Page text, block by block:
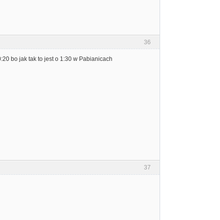
36
bo jak tak to jest o 1:30 w Pabianicach
37